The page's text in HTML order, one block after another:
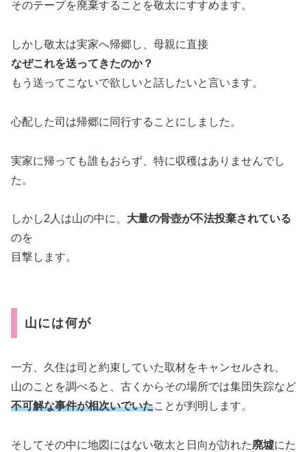
そのテープを廃棄することを敬太にすすめます。
しかし敬太は実家へ帰郷し、母親に直接
なぜこれを送ってきたのか？
もう送ってこないで欲しいと話したいと言います。
心配した司は帰郷に同行することにしました。
実家に帰っても誰もおらず、特に収穫はありませんでし
た。
しかし2人は山の中に、 大量の骨壺が不法投棄されている
のを
目撃します。
山には何が
一方、久住は司と約束していた取材をキャンセルされ、
山のことを調べると、古くからその場所では集団失踪など
不可解な事件が相次いでいたことが判明します。
そしてその中に地図にはない敬太と日向が訪れた廃墟にた